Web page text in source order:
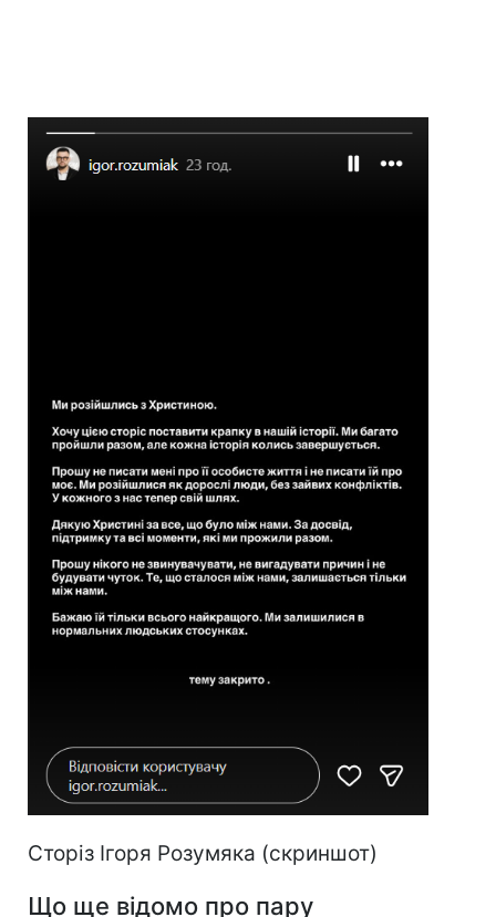
Сторіз Ігоря Розумяка (скриншот)
Що ще відомо про пару